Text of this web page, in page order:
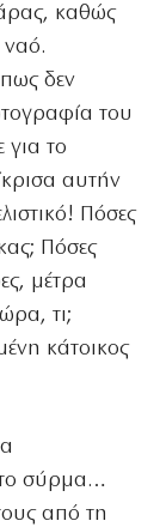
καθώς
δεν
του
το
αυτήν
Πόσες
Πόσες
μέτρα
τι;
κάτοικος
σύρμα…
από τη